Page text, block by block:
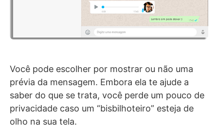
Você pode escolher por mostrar ou não uma
prévia da mensagem. Embora ela te ajude a
saber do que se trata, você perde um pouco de
privacidade caso um “bisbilhoteiro” esteja de
olho na sua tela.